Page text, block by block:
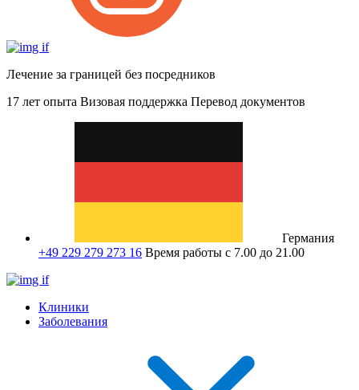
Лечение за границей без посредников
17 лет опыта Визовая поддержка Перевод документов
Германия
+49 229 279 273 16 Время работы с 7.00 до 21.00
Клиники
Заболевания